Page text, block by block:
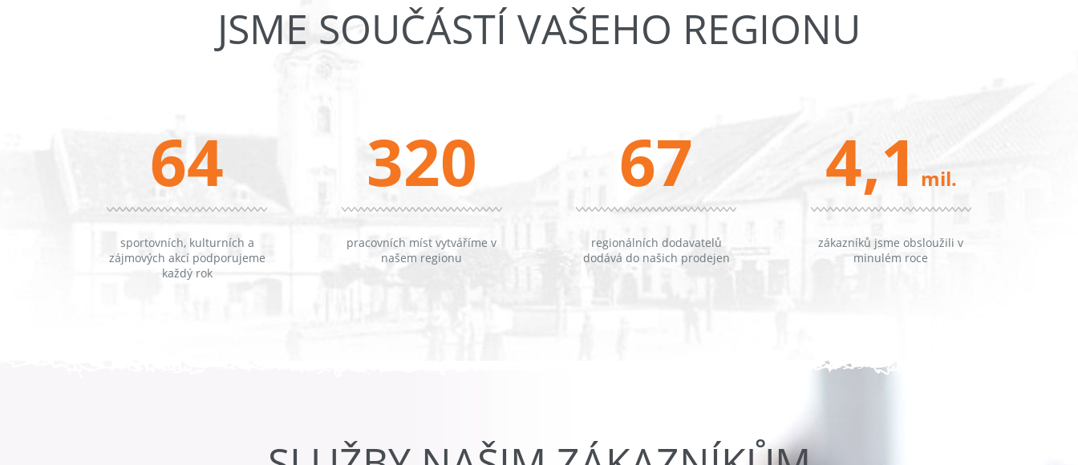
JSME SOUČÁSTÍ VAŠEHO REGIONU
64
sportovních, kulturních a
zájmových akcí podporujeme
každý rok
320
pracovních míst vytváříme v
našem regionu
67
regionálních dodavatelů
dodává do našich prodejen
4,1 mil.
zákazníků jsme obsloužili v
minulém roce